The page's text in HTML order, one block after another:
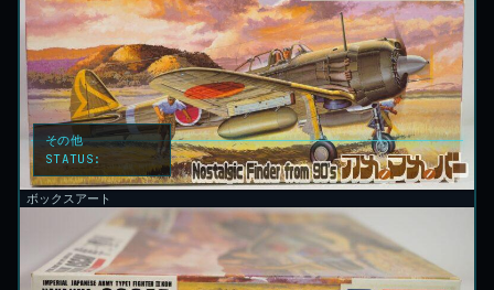
その他
STATUS:
LOCKED
ボックスアート